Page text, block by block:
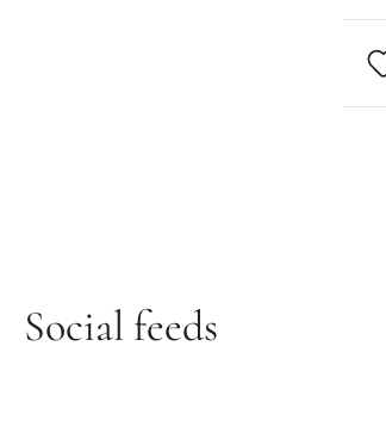
Social feeds